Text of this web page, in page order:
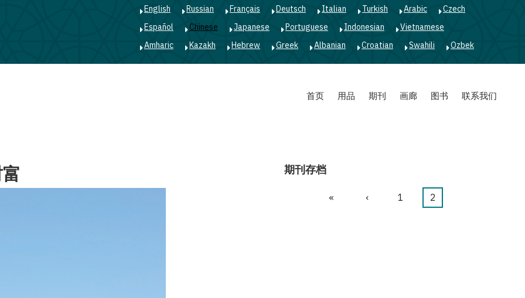
English Russian Français Deutsch Italian Turkish Arabic
Czech
Español
Chinese Japanese Portuguese Indonesian
Vietnamese
Amharic
Kazakh Hebrew Greek Albanian Croatian Swahili Ozbek
首页 用品 期刊 画廊 图书 联系我们
期刊存档
首
«
前
‹
页
1
当
2